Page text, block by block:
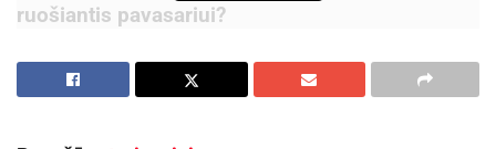
ruošiantis pavasariui?